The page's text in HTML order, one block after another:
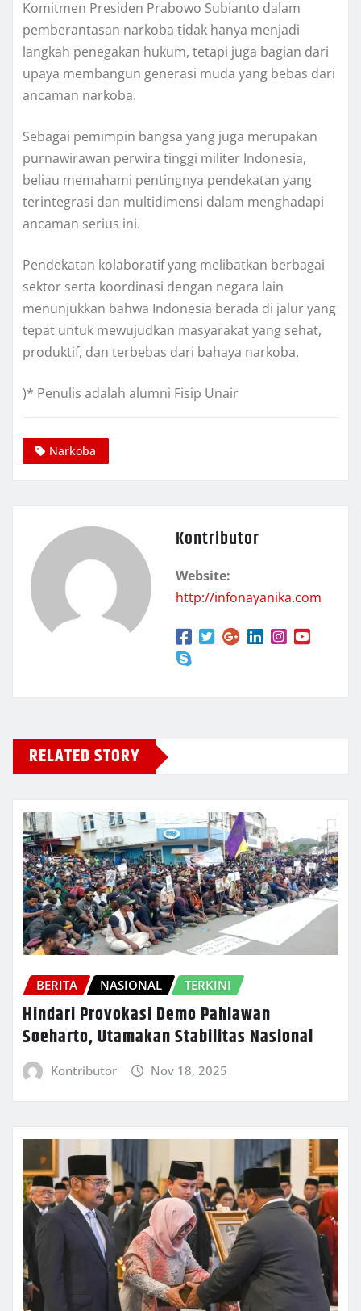
Komitmen Presiden Prabowo Subianto dalam
pemberantasan narkoba tidak hanya menjadi
langkah penegakan hukum, tetapi juga bagian dari
upaya membangun generasi muda yang bebas dari
ancaman narkoba.
Sebagai pemimpin bangsa yang juga merupakan
purnawirawan perwira tinggi militer Indonesia,
beliau memahami pentingnya pendekatan yang
terintegrasi dan multidimensi dalam menghadapi
ancaman serius ini.
Pendekatan kolaboratif yang melibatkan berbagai
sektor serta koordinasi dengan negara lain
menunjukkan bahwa Indonesia berada di jalur yang
tepat untuk mewujudkan masyarakat yang sehat,
produktif, dan terbebas dari bahaya narkoba.
)* Penulis adalah alumni Fisip Unair
Narkoba
Kontributor
Website:
http://infonayanika.com
RELATED STORY
BERITA NASIONAL TERKINI
Hindari Provokasi Demo Pahlawan
Soeharto, Utamakan Stabilitas Nasional
Kontributor Nov 18, 2025